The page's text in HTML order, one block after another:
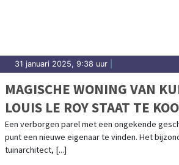
31 januari 2025, 9:38 uur
MAGISCHE WONING VAN
LOUIS LE ROY STAAT TE
VOOR HOE LANG?
Een verborgen parel met een ongekende
punt een nieuwe eigenaar te vinden. Het
tuinarchitect, [...]